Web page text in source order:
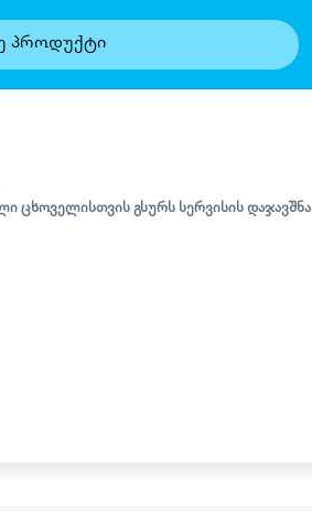
ცხოველისთვის გსურს სერვისის დაჯავშნა